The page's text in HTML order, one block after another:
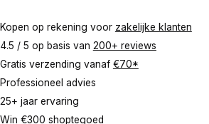
Kopen op rekening voor zakelijke klanten
4.5 / 5 op basis van 200+ reviews
Gratis verzending vanaf €70*
Professioneel advies
25+ jaar ervaring
Win €300 shoptegoed